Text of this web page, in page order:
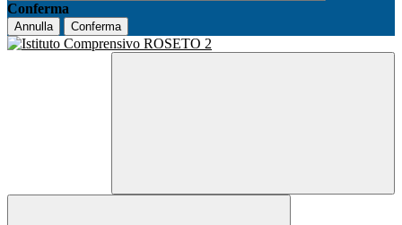
Conferma
Annulla Conferma